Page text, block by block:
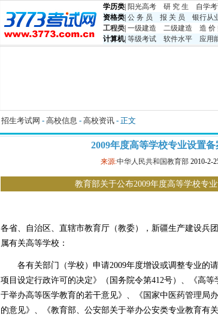
学历类 阳光高考 研 究 生 自学
资格类 公 务 员 报 关 员 银行从
工程类 一级建造 二级建造 造 价
计算机| 等级考试 软件水平 应用
招生考试网 - 高校信息 - 高校资讯 - 正文
2009年度高等学校专业设置
来源:中华人民共和国教育部 2010-2-
教育部关于公布2009年度高等学校专
各省、自治区、直辖市教育厅（教委），新疆生产建设兵
属有关高等学校：
各有关部门（学校）申请2009年度增设或调整专业的
项目设定行政许可的决定》（国务院令第412号）、《高
于举办高等医学教育的若干意见》、《国家中医药管理局
的意见》、《教育部、公安部关于举办公安类专业教育有